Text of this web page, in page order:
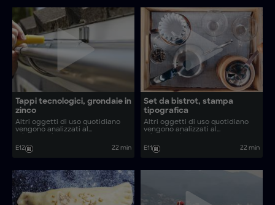
Tappi tecnologici, grondaie in
zinco
Altri oggetti di uso quotidiano
vengono analizzati al
realizzati oggetti come il
prosciutto basco tradizionale e le
E12 22 min
Set da bistrot, stampa
tipografica
Altri oggetti di uso quotidiano
vengono analizzati al
realizzate le lampade in
ceramica di bambù e i
E11 22 min